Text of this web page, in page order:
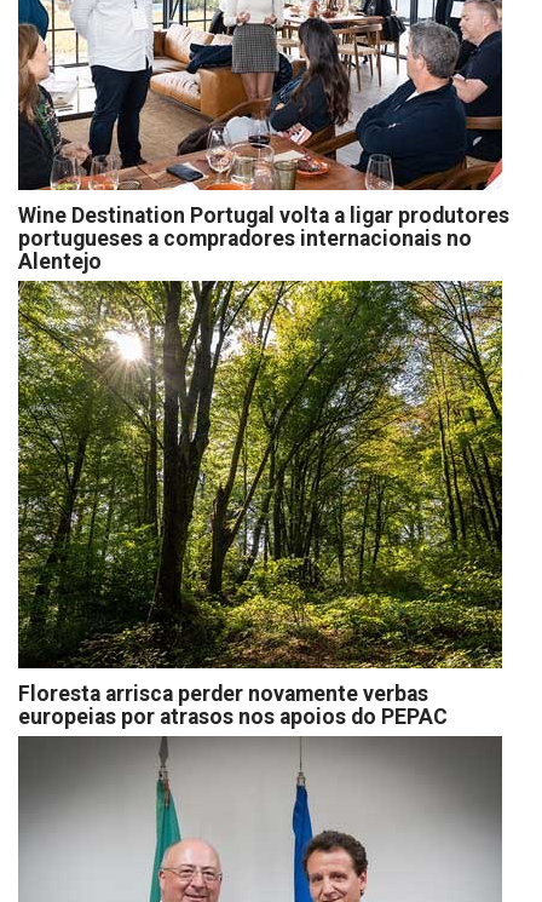
Wine Destination Portugal volta a ligar produtores
portugueses a compradores internacionais no
Alentejo
Floresta arrisca perder novamente verbas
europeias por atrasos nos apoios do PEPAC